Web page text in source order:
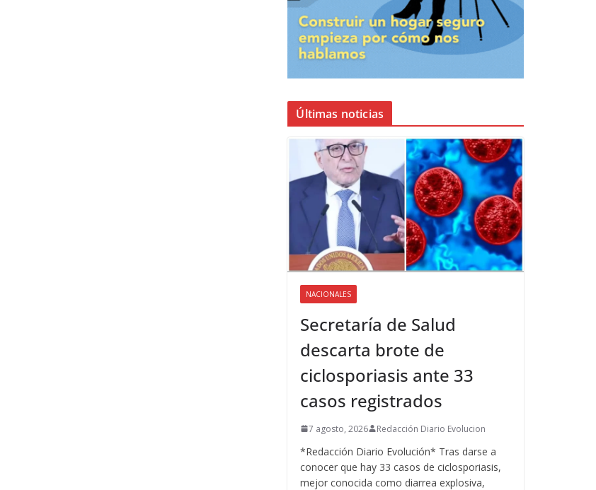
Últimas noticias
NACIONALES
Secretaría de Salud
descarta brote de
ciclosporiasis ante 33
casos registrados
7 agosto, 2026 Redacción Diario Evolucion
*Redacción Diario Evolución* Tras darse a
conocer que hay 33 casos de ciclosporiasis,
mejor conocida como diarrea explosiva,